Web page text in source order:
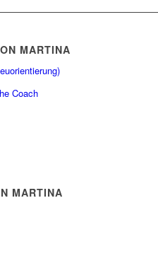
MARTINA
Coach
MARTINA